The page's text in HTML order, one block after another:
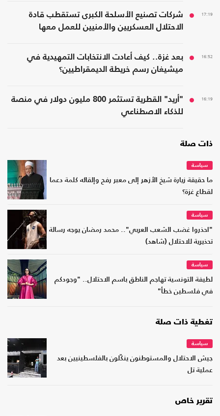
17:19
شركات تصنيع الأسلحة الكبرى تستقطب قادة
الاحتلال العسكريين والأمنيين للعمل معها
16:52
بعد غزة.. كيف أعادت الانتخابات التمهيدية في
ميشيغان رسم خريطة الديمقراطيين؟
16:19
"أريد" القطرية تستثمر 800 مليون دولار في منصة
للذكاء الاصطناعي
ذات صلة
سياسة
ما حقيقة زيارة شيخ الأزهر إلى معبر رفح وإلقائه كلمة دعما
لقطاع غزة؟
سياسة
"احذروا غضب الشعب العربي".. محمد رمضان يوجه رسالة
تحذيرية للاحتلال (شاهد)
سياسة
لطيفة التونسية تهاجم الناطق باسم الاحتلال.. "وجودكم
في فلسطين خطأ"
تغطية ذات صلة
سياسة
جيش الاحتلال والمستوطنون ينكّلون بالفلسطينيين بعد
عملية تل
تقرير خاص